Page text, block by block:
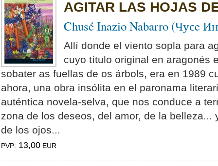
AGITAR LAS HOJAS
Chusé Inazio Nabarro (Чусe
Allí donde el viento sopla para
cuyo título original en aragonés
sobater as fuellas de os árbols, era en 1989
ahora, una obra insólita en el paronama
auténtica novela-selva, que nos conduce a
zona de los deseos, del amor, de la belleza...
de los ojos...
PVP: 13,00 EUR